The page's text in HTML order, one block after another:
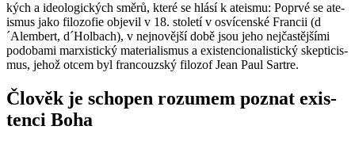
kých a ide­o­lo­gic­kých směrů, které se hlásí k ate­is­mu: Po­pr­vé se ate­
is­mus jako fi­lo­zo­fie ob­je­vil v 18. sto­le­tí v osví­cen­ské Fran­cii (d
´Alem­bert, d´Hol­bach), v nej­no­věj­ší době jsou jeho nej­čas­těj­ší­mi
po­do­ba­mi mar­xis­tic­ký ma­te­ri­a­lis­mus a exis­ten­ci­o­na­lis­tic­ký skep­ti­cis­
mus, jehož otcem byl fran­couz­ský fi­lo­zof Jean Paul Sar­tre.
Člo­věk je scho­pen ro­zu­mem po­znat exis­
ten­ci Boha